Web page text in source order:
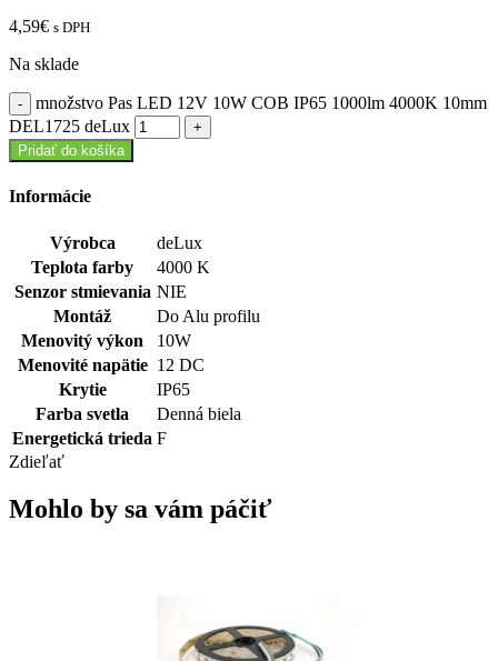
4,59€ s DPH
Na sklade
množstvo Pas LED 12V 10W COB IP65 1000lm 4000K 10mm
DEL1725 deLux
Pridať do košíka
Informácie
Výrobca
deLux
Teplota farby
4000 K
Senzor stmievania NIE
Montáž
Do Alu profilu
Menovitý výkon
10W
Menovité napätie 12 DC
Krytie
IP65
Farba svetla
Denná biela
Energetická trieda F
Zdieľať
Mohlo by sa vám páčiť